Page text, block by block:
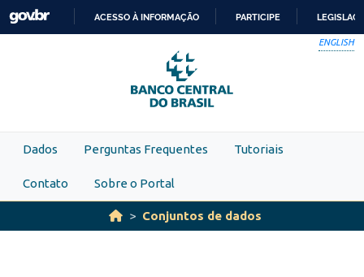
Skip to main content
PARA
O
CONTEÚDO
ACESSO À INFORMAÇÃO PARTICIPE
ENGLISH
Dados Perguntas Frequentes Tutoriais
Contato Sobre o Portal
Conjuntos de dados